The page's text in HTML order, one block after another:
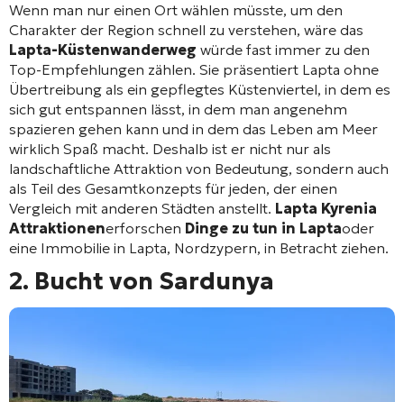
Wenn man nur einen Ort wählen müsste, um den
Charakter der Region schnell zu verstehen, wäre das
Lapta-Küstenwanderweg würde fast immer zu den
Top-Empfehlungen zählen. Sie präsentiert Lapta ohne
Übertreibung als ein gepflegtes Küstenviertel, in dem es
sich gut entspannen lässt, in dem man angenehm
spazieren gehen kann und in dem das Leben am Meer
wirklich Spaß macht. Deshalb ist er nicht nur als
landschaftliche Attraktion von Bedeutung, sondern auch
als Teil des Gesamtkonzepts für jeden, der einen
Vergleich mit anderen Städten anstellt. Lapta Kyrenia
Attraktionenerforschen Dinge zu tun in Laptaoder
eine Immobilie in Lapta, Nordzypern, in Betracht ziehen.
2. Bucht von Sardunya